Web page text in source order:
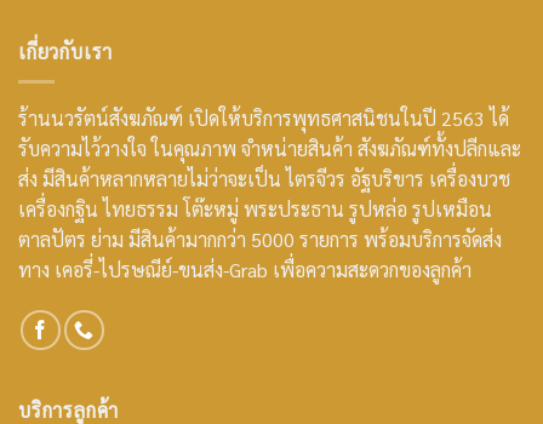
เกี่ยวกับเรา
ร้านนวรัตน์สังฆภัณฑ์ เปิดให้บริการพุทธศาสนิชนในปี 2563 ได้
รับความไว้วางใจ ในคุณภาพ จำหน่ายสินค้า สังฆภัณฑ์ทั้งปลีกและ
ส่ง มีสินค้าหลากหลายไม่ว่าจะเป็น ไตรจีวร อัฐบริขาร เครื่องบวช
เครื่องกฐิน ไทยธรรม โต๊ะหมู่ พระประธาน รูปหล่อ รูปเหมือน
ตาลปัตร ย่าม มีสินค้ามากกว่า 5000 รายการ พร้อมบริการจัดส่ง
ทาง เคอรี่-ไปรษณีย์-ขนส่ง-Grab เพื่อความสะดวกของลูกค้า
บริการลูกค้า